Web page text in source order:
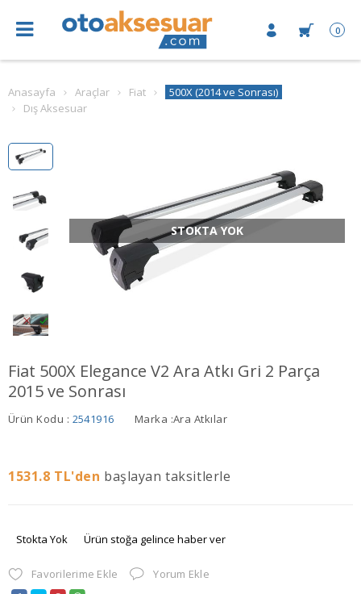
0
Anasayfa Araçlar Fiat
500X (2014 ve Sonrası)
Dış Aksesuar
STOKTA YOK
Fiat 500X Elegance V2 Ara Atkı Gri 2 Parça
2015 ve Sonrası
Ürün Kodu : 2541916 Marka :Ara Atkılar
1531.8 TL'den başlayan taksitlerle
Stokta Yok Ürün stoğa gelince haber ver
Favorilerime Ekle Yorum Ekle